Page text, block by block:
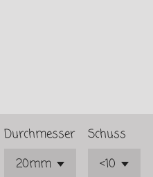
Durchmesser Schuss